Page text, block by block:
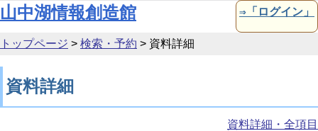
本文へ移動
山中湖情報創造館 ⇒「ログイン」
トップページ > 検索・予約 > 資料詳細
資料詳細
資料詳細・全項目